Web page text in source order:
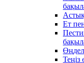
Ет
Теңіз